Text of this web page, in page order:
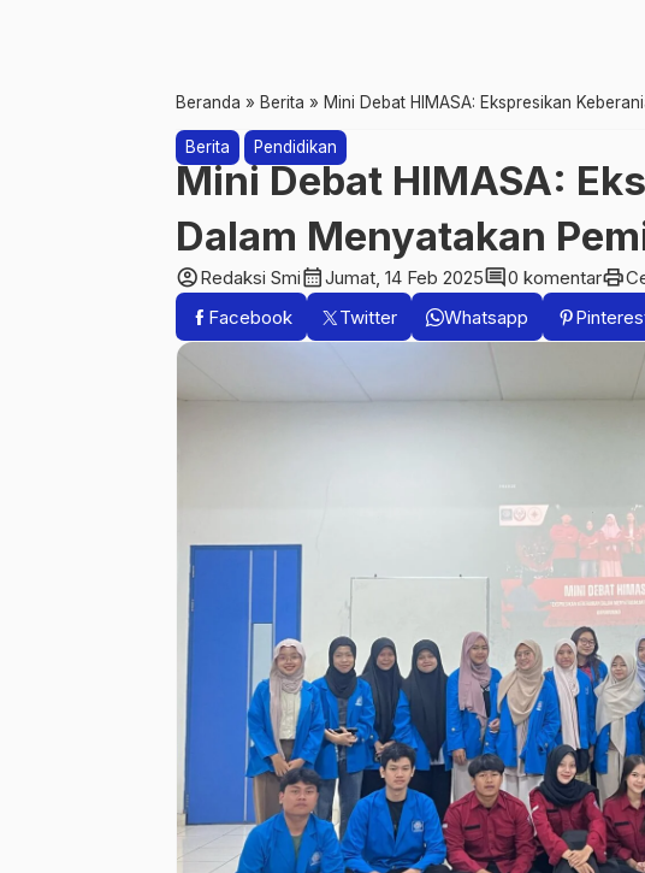
Beranda » Berita » Mini Debat HIMASA: Ekspresikan
Berita Pendidikan
Mini Debat HIMASA:
Dalam Menyatakan
account_circleRedaksi Smicalendar_monthJumat, 14 Feb 2025comment0 komentarprint
Facebook
Twitter Whatsapp